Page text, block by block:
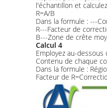
l'échantillon et
R=A/B
Dans la formule : ---
R---Facteur de
B---Zone de crête
Calcul 4
Employez au-
Contenu de chaque
Dans la formule :
Facteur de